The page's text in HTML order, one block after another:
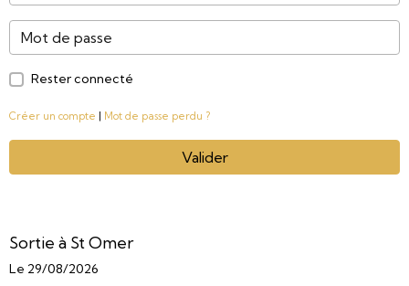
Rester connecté
Créer un compte Mot de passe perdu ?
Valider
Sortie à St Omer
Le 29/08/2026